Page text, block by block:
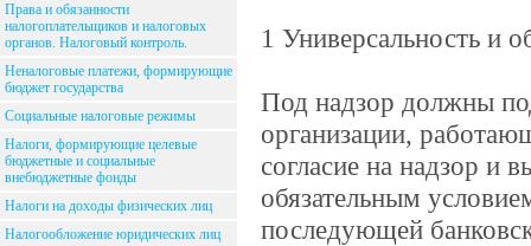
Права и обязанности
налогоплательщиков и налоговых
органов. Налоговый контроль.
Неналоговые платежи, формирующие
бюджет государства
Социальные налоговые режимы
Налоги, формирующие целевые
бюджетные и социальные
внебюджетные фонды
Налоги на доходы физических лиц
Налогообложение юридических лиц
1 Универсальность и
Под надзор должны
организации,
согласие на надзор и
обязательным
последующей